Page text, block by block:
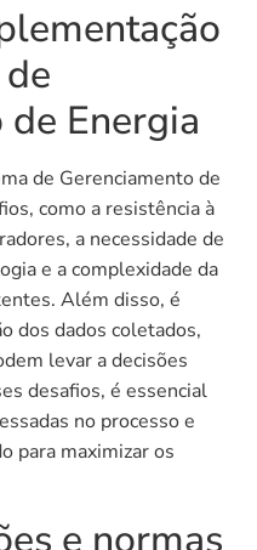
Energia
de Gerenciamento de
como a resistência à
a necessidade de
e a complexidade da
Além disso, é
dos dados coletados,
levar a decisões
desafios, é essencial
no processo e
para maximizar os
e normas